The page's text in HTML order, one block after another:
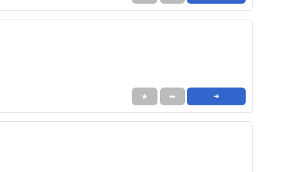
★ ➦ ➜